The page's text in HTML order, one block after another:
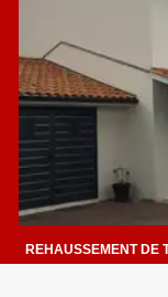
REHAUSSEMENT DE